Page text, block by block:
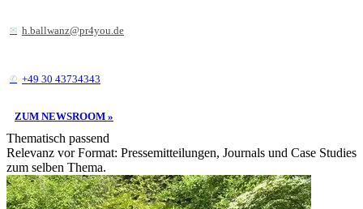
h.ballwanz@pr4you.de
+49 30 43734343
ZUM NEWSROOM »
Thematisch passend
Relevanz vor Format: Pressemitteilungen, Journals und Case Studies
zum selben Thema.